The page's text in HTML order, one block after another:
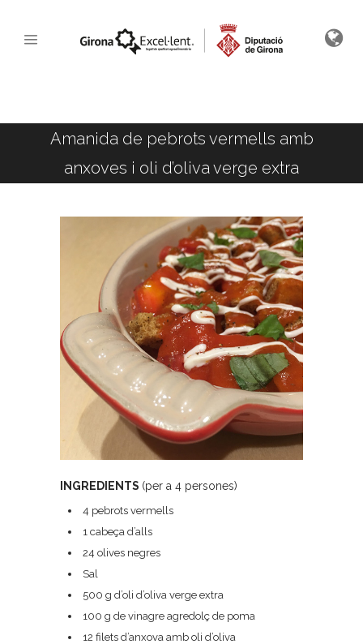
Amanida de pebrots vermells amb
anxoves i oli d’oliva verge extra
INGREDIENTS (per a 4 persones)
4 pebrots vermells
1 cabeça d’alls
24 olives negres
Sal
500 g d’oli d’oliva verge extra
100 g de vinagre agredolç de poma
12 filets d’anxova amb oli d’oliva